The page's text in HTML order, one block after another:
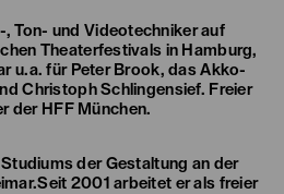
Ton- und Videotechniker auf
Theaterfestivals in Hamburg,
u.a. für Peter Brook, das Akko-
Christoph Schlingensief. Freier
der HFF München.
der Gestaltung an der
2001 arbeitet er als freier